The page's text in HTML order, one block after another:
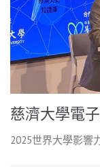
慈濟大學電
2025世界大學影響